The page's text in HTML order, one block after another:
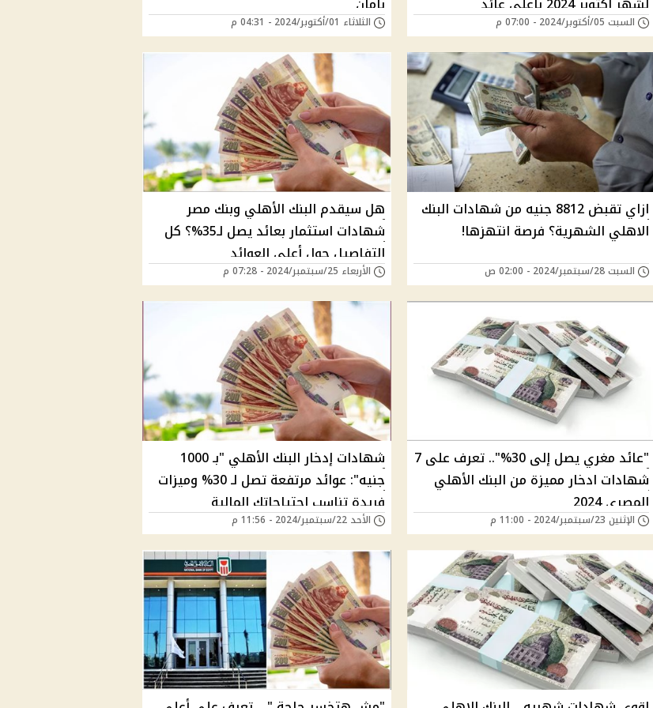
السبت 05/أكتوبر/2024 - 07:00 م الثلاثاء 01/أكتوبر/2024 - 04:31 م
ازاي تقبض 8812 جنيه من شهادات البنك
الاهلي الشهرية؟ فرصة انتهزها!
السبت 28/سبتمبر/2024 - 02:00 ص
هل سيقدم البنك الأهلي وبنك مصر
شهادات استثمار بعائد يصل لـ35%؟ كل
التفاصيل حول أعلى العوائد
الأربعاء 25/سبتمبر/2024 - 07:28 م
"عائد مغري يصل إلى 30%".. تعرف على 7
شهادات ادخار مميزة من البنك الأهلي
المصري 2024
الإثنين 23/سبتمبر/2024 - 11:00 م
شهادات إدخار البنك الأهلي "بـ 1000
جنيه": عوائد مرتفعة تصل لـ 30% وميزات
فريدة تناسب احتياجاتك المالية
الأحد 22/سبتمبر/2024 - 11:56 م